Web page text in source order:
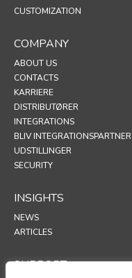
CUSTOMIZATION
COMPANY
ABOUT US
CONTACTS
KARRIERE
DISTRIBUTØRER
INTEGRATIONS
BLIV INTEGRATIONSPARTNER
UDSTILLINGER
SECURITY
INSIGHTS
NEWS
ARTICLES
SUPPORT